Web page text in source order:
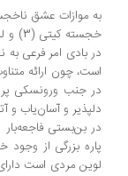
موازات عشق ناخجسته
بادی امر فرعی به نظر
چون ارائه متناوب
جنب ورونسکی پرزرق
و آسان‌یاب و
بن‌بستی فاجعه‌بار از
بزرگی از وجود خود
مردی است دارای حیات